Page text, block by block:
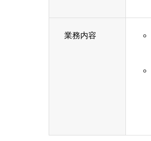
業務内容